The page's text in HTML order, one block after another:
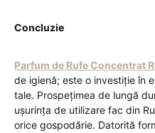
Concluzie
Parfum de Rufe Concentrat
de igienă; este o investiție în
tale. Prospețimea de lungă
ușurința de utilizare fac din
orice gospodărie. Datorită